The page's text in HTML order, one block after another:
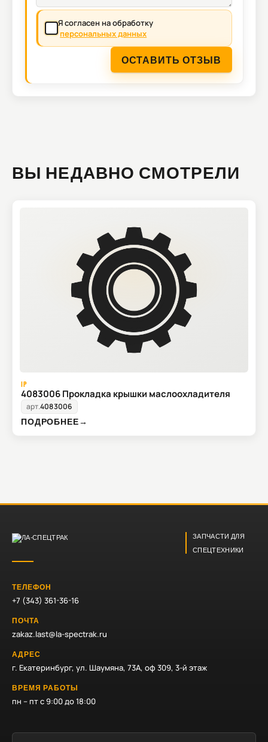
Я согласен на обработку
персональных данных
ОСТАВИТЬ ОТЗЫВ
ВЫ НЕДАВНО СМОТРЕЛИ
IP
4083006 Прокладка крышки маслоохладителя
арт.4083006
ПОДРОБНЕЕ→
ЗАПЧАСТИ ДЛЯ
СПЕЦТЕХНИКИ
ТЕЛЕФОН
+7 (343) 361-36-16
ПОЧТА
zakaz.last@la-spectrak.ru
АДРЕС
г. Екатеринбург, ул. Шаумяна, 73А, оф 309, 3-й этаж
ВРЕМЯ РАБОТЫ
пн – пт с 9:00 до 18:00